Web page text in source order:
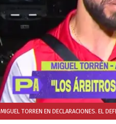
MIGUEL TORREN EN DECLARACIONES. EL